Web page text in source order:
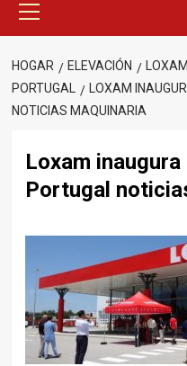
principal
HOGAR ELEVACIÓN
PORTUGAL
LOXAM
NOTICIAS MAQUINARIA
Loxam
Portugal